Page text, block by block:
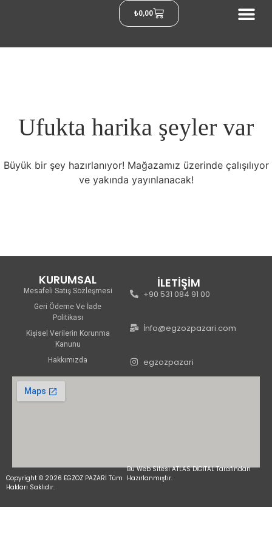
₺0,00
Ufukta harika şeyler var
Büyük bir şey hazırlanıyor! Mağazamız üzerinde çalışılıyor
ve yakında yayınlanacak!
KURUMSAL
Mesafeli Satış Sözleşmesi
Geri Ödeme Ve İade
Politikası
Kişisel Verilerin Korunma
Kanunu
Hakkımızda
İLETİŞİM
+90 531 084 91 00
İnfo@egzozpazari.com
egzozpazari
Copyright © 2026 EGZOZ PAZARI Tüm
Hakları Saklıdır.
Bu Web Sitesi ATLAS DİGİTAL Tarafından
Hazırlanmıştır.